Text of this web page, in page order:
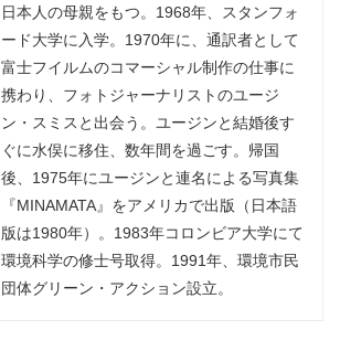
日本人の母親をもつ。1968年、スタンフォ
ード大学に入学。1970年に、通訳者として
富士フイルムのコマーシャル制作の仕事に
携わり、フォトジャーナリストのユージ
ン・スミスと出会う。ユージンと結婚後す
ぐに水俣に移住、数年間を過ごす。帰国
後、1975年にユージンと連名による写真集
『MINAMATA』をアメリカで出版（日本語
版は1980年）。1983年コロンビア大学にて
環境科学の修士号取得。1991年、環境市民
団体グリーン・アクション設立。